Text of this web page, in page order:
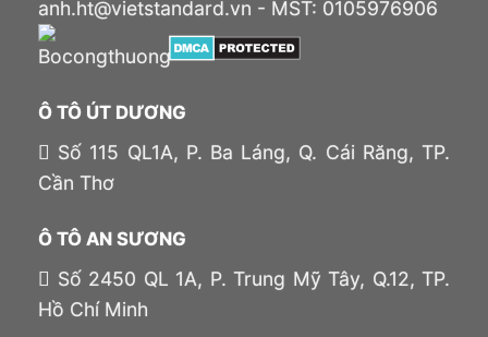
anh.ht@vietstandard.vn - MST: 0105976906
Ô TÔ ÚT DƯƠNG
Số 115 QL1A, P. Ba Láng, Q. Cái Răng, TP.
Cần Thơ
Ô TÔ AN SƯƠNG
Số 2450 QL 1A, P. Trung Mỹ Tây, Q.12, TP.
Hồ Chí Minh